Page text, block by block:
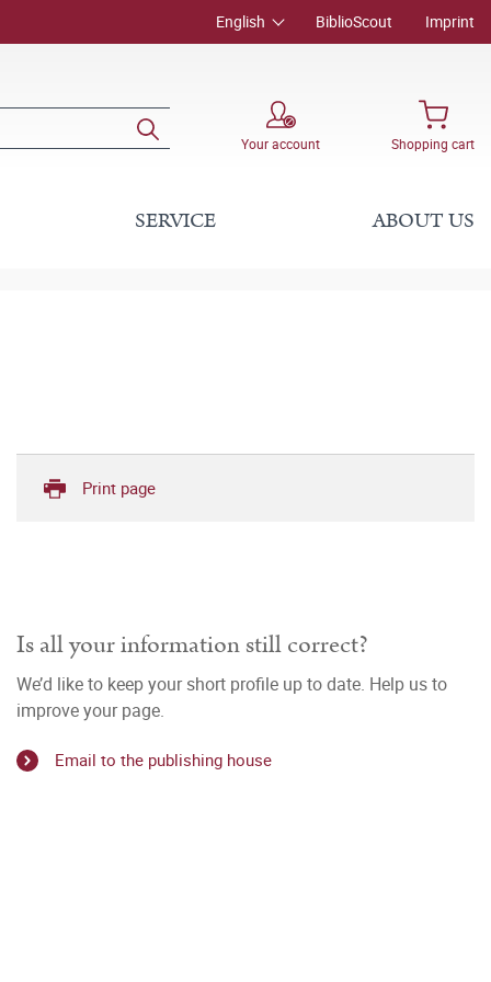
English BiblioScout Imprint
Your account Shopping cart
SERVICE ABOUT US
Print page
Is all your information still correct?
We’d like to keep your short profile up to date. Help us to
improve your page.
Email to the publishing house